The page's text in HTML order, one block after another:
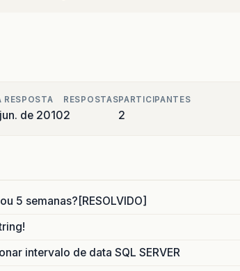
RESPOSTA
de 2010
RESPOSTAS
2
PARTICIPANTES
2
5 semanas?[RESOLVIDO]
intervalo de data SQL SERVER